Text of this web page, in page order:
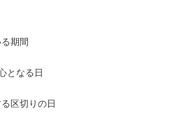
期間
となる日
区切りの日